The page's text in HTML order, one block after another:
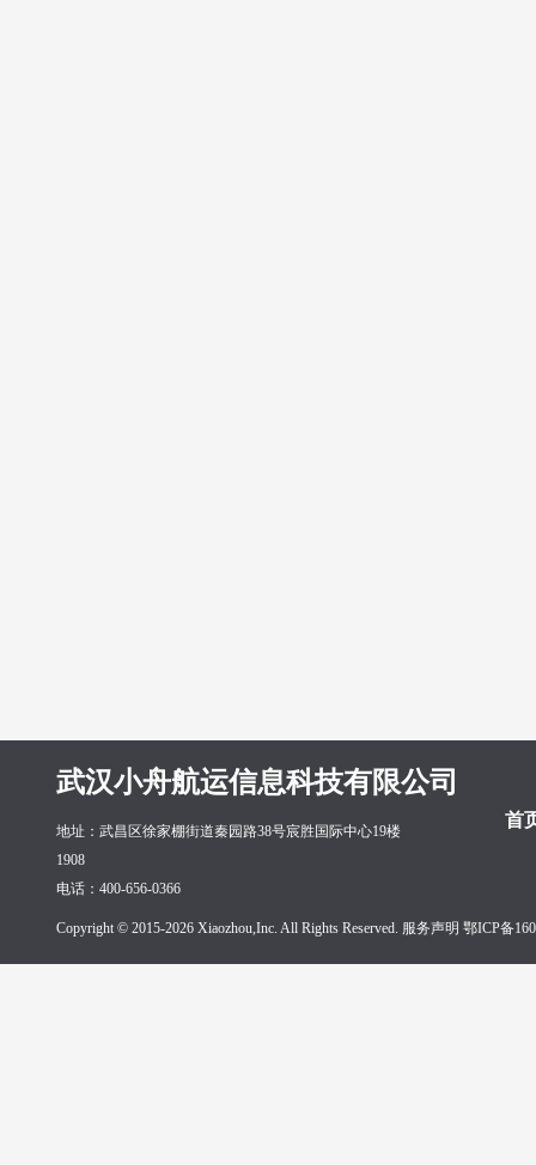
武汉小舟航运信息科技有限公司
首
地址：武昌区徐家棚街道秦园路38号宸胜国际中心19楼
1908
电话：400-656-0366
Copyright © 2015-2026 Xiaozhou,Inc. All Rights Reserved. 服务声明 鄂ICP备